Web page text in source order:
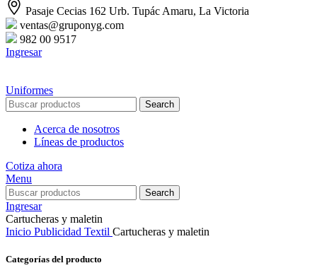
Pasaje Cecias 162 Urb. Tupác Amaru, La Victoria
ventas@gruponyg.com
982 00 9517
Ingresar
Uniformes
Search
Acerca de nosotros
Líneas de productos
Cotiza ahora
Menu
Search
Ingresar
Cartucheras y maletin
Inicio Publicidad Textil Cartucheras y maletin
Categorías del producto